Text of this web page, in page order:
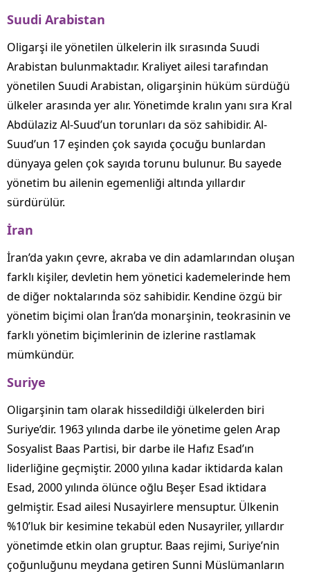
Suudi Arabistan
Oligarşi ile yönetilen ülkelerin ilk sırasında Suudi
Arabistan bulunmaktadır. Kraliyet ailesi tarafından
yönetilen Suudi Arabistan, oligarşinin hüküm sürdüğü
ülkeler arasında yer alır. Yönetimde kralın yanı sıra Kral
Abdülaziz Al-Suud’un torunları da söz sahibidir. Al-
Suud’un 17 eşinden çok sayıda çocuğu bunlardan
dünyaya gelen çok sayıda torunu bulunur. Bu sayede
yönetim bu ailenin egemenliği altında yıllardır
sürdürülür.
İran
İran’da yakın çevre, akraba ve din adamlarından oluşan
farklı kişiler, devletin hem yönetici kademelerinde hem
de diğer noktalarında söz sahibidir. Kendine özgü bir
yönetim biçimi olan İran’da monarşinin, teokrasinin ve
farklı yönetim biçimlerinin de izlerine rastlamak
mümkündür.
Suriye
Oligarşinin tam olarak hissedildiği ülkelerden biri
Suriye’dir. 1963 yılında darbe ile yönetime gelen Arap
Sosyalist Baas Partisi, bir darbe ile Hafız Esad’ın
liderliğine geçmiştir. 2000 yılına kadar iktidarda kalan
Esad, 2000 yılında ölünce oğlu Beşer Esad iktidara
gelmiştir. Esad ailesi Nusayirlere mensuptur. Ülkenin
%10’luk bir kesimine tekabül eden Nusayriler, yıllardır
yönetimde etkin olan gruptur. Baas rejimi, Suriye’nin
çoğunluğunu meydana getiren Sunni Müslümanların